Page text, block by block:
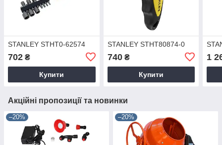
STANLEY STHT0-62574
702 ₴
Купити
STANLEY STHT80874-0
740₴
Купити
1
Акційні пропозиції та новинки
–20% –20%